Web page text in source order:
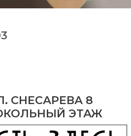
СНЕСАРЕВА 8
ЭТАЖ